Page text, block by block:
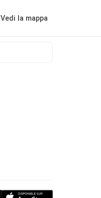
Vedi la mappa